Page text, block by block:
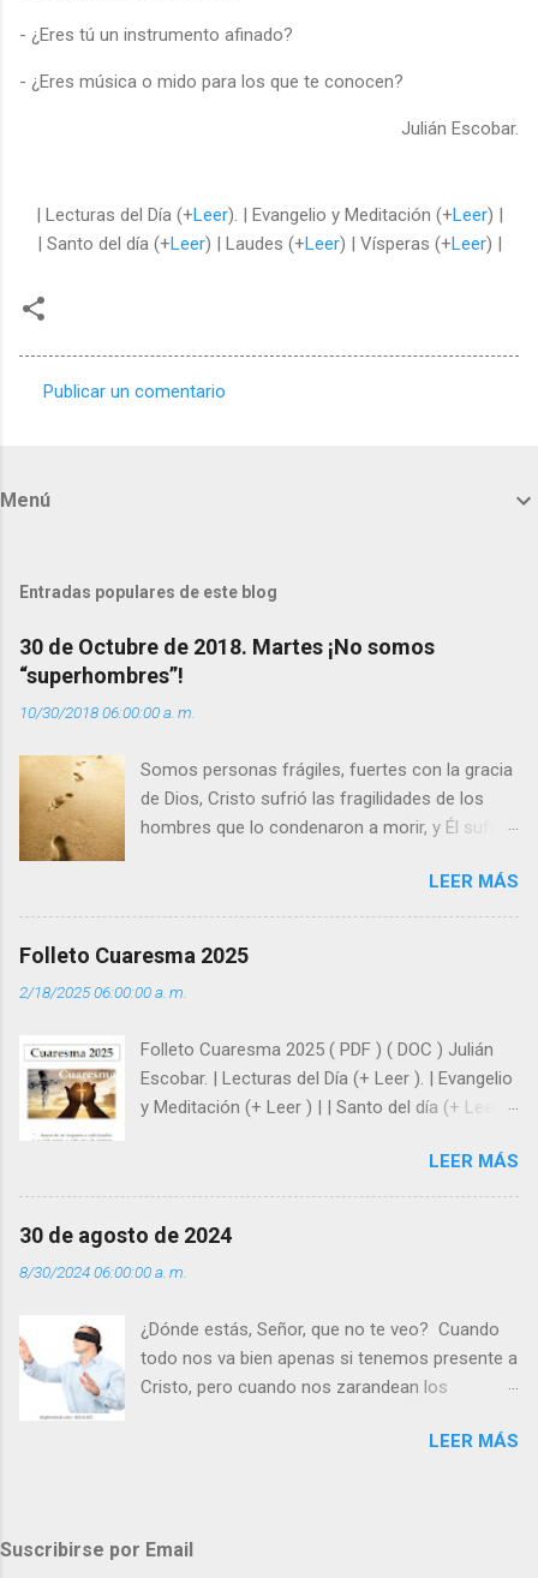
- ¿Eres tú un instrumento afinado?
- ¿Eres música o mido para los que te conocen?
Julián Escobar.
| Lecturas del Día (+Leer). | Evangelio y Meditación (+Leer) |
| Santo del día (+Leer) | Laudes (+Leer) | Vísperas (+Leer) |
t
r
i
o
s
Publicar un comentario
Menú
Entradas populares de este blog
30 de Octubre de 2018. Martes ¡No somos
“superhombres”!
10/30/2018 06:00:00 a. m.
Somos personas frágiles, fuertes con la gracia
de Dios, Cristo sufrió las fragilidades de los
hombres que lo condenaron a morir, y Él sufrió
enseña Jesucristo? Que, si seguimos sus
huellas, sin ser superhombres, podemos
siempre está pendiente de nosotros. Amar es
y protegidos por nosotros. “ Señor, soy un
árbol sin frutos, pero tú me das la savia para
que al menos mis ramas y hojas den sombra
super hombre? - ¿Superas tu fragilidad con la
gracia de Dios? Julián Escobar. | Lecturas del
Día (+ Leer ). | Evangelio y Meditación (+ Leer ) |
LEER MÁS
Folleto Cuaresma 2025
2/18/2025 06:00:00 a. m.
Folleto Cuaresma 2025 ( PDF ) ( DOC ) Julián
Escobar. | Lecturas del Día (+ Leer ). | Evangelio
y Meditación (+ Leer ) | | Santo del día (+ Leer )
LEER MÁS
30 de agosto de 2024
8/30/2024 06:00:00 a. m.
¿Dónde estás, Señor, que no te veo? Cuando
todo nos va bien apenas si tenemos presente a
Cristo, pero cuando nos zarandean los
“¿Dónde estás, Señor, que no te veo, que me
tumba vacía, y yo estoy Resucitado. No me ves
LEER MÁS
Suscribirse por Email